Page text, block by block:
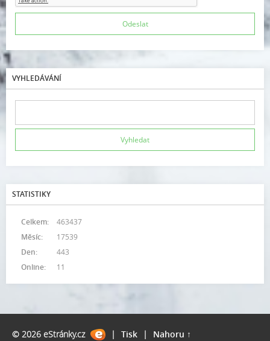
VYHLEDÁVÁNÍ
STATISTIKY
Online: 11
Celkem:
463437
Měsíc:
17539
Den:
443
© 2026 eStránky.cz | Tisk | Nahoru ↑